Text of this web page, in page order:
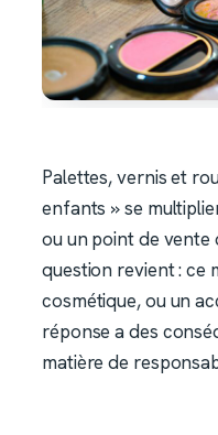
Palettes, vernis et
enfants » se
ou un point de vente
question revient : ce
cosmétique, ou un
réponse a des
matière de